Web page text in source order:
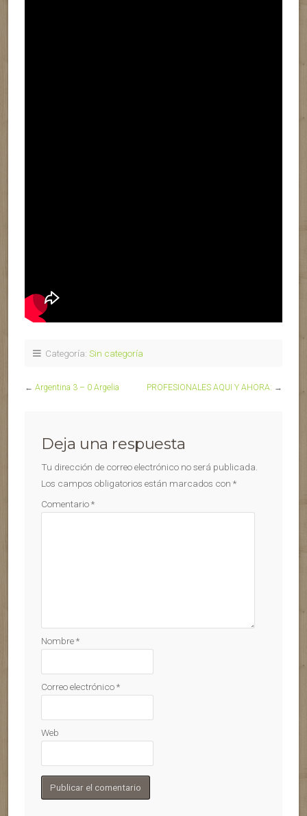
Categoría: Sin categoría
← Argentina 3 – 0 Argelia PROFESIONALES AQUI Y AHORA: →
Deja una respuesta
Tu dirección de correo electrónico no será publicada.
Los campos obligatorios están marcados con *
Comentario*
Nombre*
Correo electrónico*
Web